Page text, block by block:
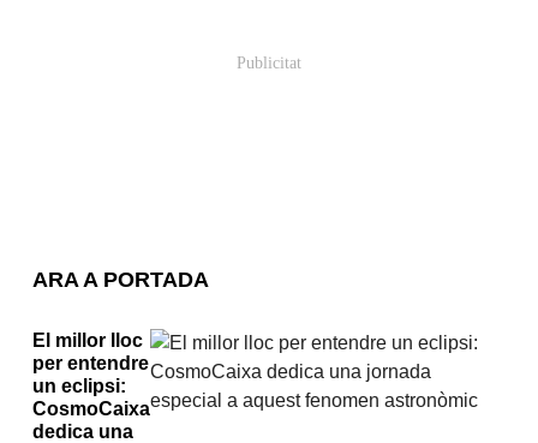
ARA A PORTADA
El millor lloc
per entendre
un eclipsi:
CosmoCaixa
dedica una